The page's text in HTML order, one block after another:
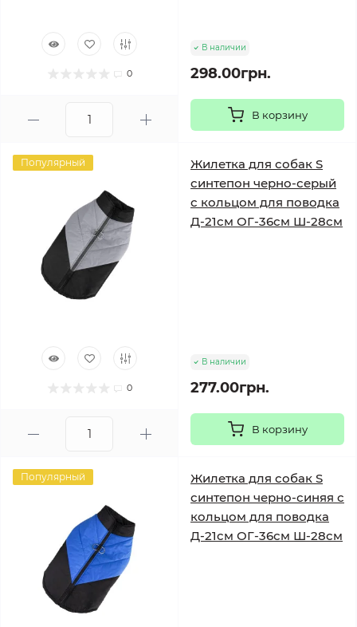
0
В наличии
298.00грн.
В корзину
Популярный
0
Жилетка для собак S
синтепон черно-серый
с кольцом для поводка
Д-21см ОГ-36см Ш-28см
В наличии
277.00грн.
В корзину
Популярный
Жилетка для собак S
синтепон черно-синяя с
кольцом для поводка
Д-21см ОГ-36см Ш-28см